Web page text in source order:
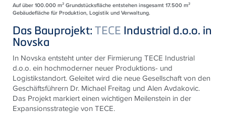
Auf über 100.000 m² Grundstücksfläche entstehen insgesamt 17.500 m²
Gebäudefläche für Produktion, Logistik und Verwaltung.
Das Bauprojekt: TECE Industrial d.o.o. in
Novska
In Novska entsteht unter der Firmierung TECE Industrial
d.o.o. ein hochmoderner neuer Produktions- und
Logistikstandort. Geleitet wird die neue Gesellschaft von den
Geschäftsführern Dr. Michael Freitag und Alen Avdakovic.
Das Projekt markiert einen wichtigen Meilenstein in der
Expansionsstrategie vonTECE.